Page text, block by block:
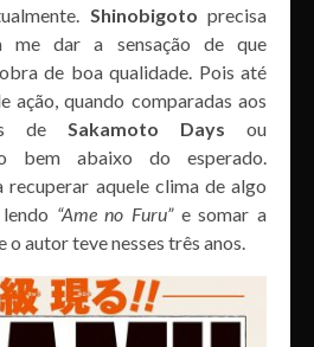
Shinobigoto precisa
me dar a sensação de que
de boa qualidade. Pois até
ação, quando comparadas aos
de Sakamoto Days ou
bem abaixo do esperado.
recuperar aquele clima de algo
“Ame no Furu”e somar a
autor teve nesses três anos.